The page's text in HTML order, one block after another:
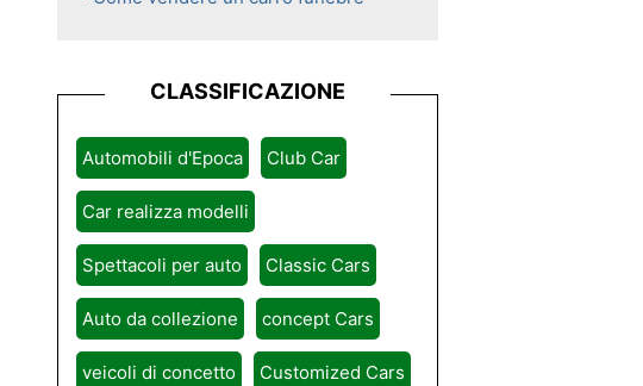
CLASSIFICAZIONE
Automobili d'Epoca Club Car
Car realizza modelli
Spettacoli per auto Classic Cars
Auto da collezione concept Cars
veicoli di concetto Customized Cars